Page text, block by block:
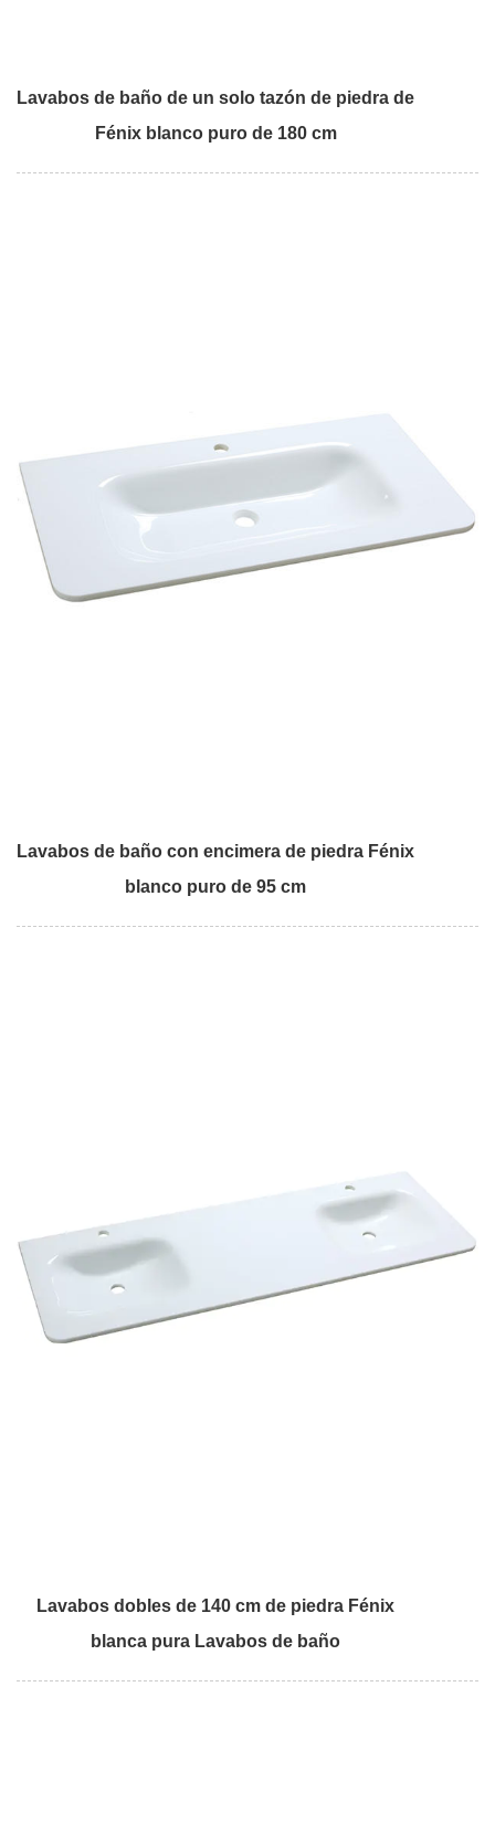
Lavabos de baño de un solo tazón de piedra de
Fénix blanco puro de 180 cm
Lavabos de baño con encimera de piedra Fénix
blanco puro de 95 cm
Lavabos dobles de 140 cm de piedra Fénix
blanca pura Lavabos de baño